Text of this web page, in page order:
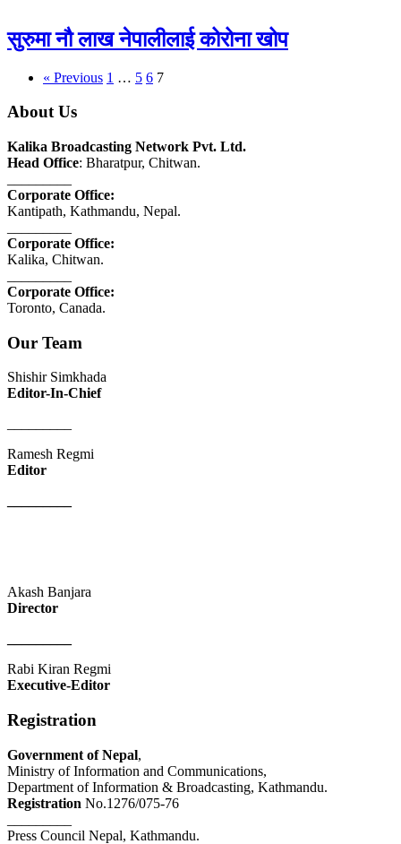
सुरुमा नौ लाख नेपालीलाई कोरोना खोप
« Previous 1 … 5 6 7
About Us
Kalika Broadcasting Network Pvt. Ltd.
Head Office: Bharatpur, Chitwan.
Corporate Office:
Kantipath, Kathmandu, Nepal.
Corporate Office:
Kalika, Chitwan.
Corporate Office:
Toronto, Canada.
Our Team
Shishir Simkhada
Editor-In-Chief
Ramesh Regmi
Editor
Akash Banjara
Director
Rabi Kiran Regmi
Executive-Editor
Registration
Government of Nepal,
Ministry of Information and Communications,
Department of Information & Broadcasting, Kathmandu.
Registration No.1276/075-76
Press Council Nepal, Kathmandu.